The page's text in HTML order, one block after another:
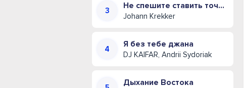
Не спешите ставить точку (Иван Креккер)
Johann Krekker
Я без тебе джана
DJ KAIFAR, Andrii Sydoriak
Дыхание Востока